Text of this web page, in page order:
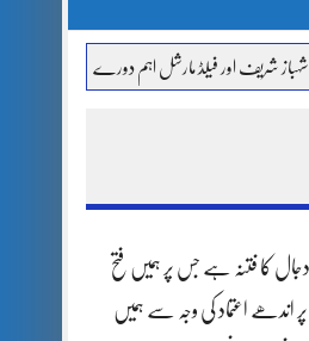
شریف اور فیلڈ مارشل اہم دورے پر سعودی عرب روانہ
دجال کا فتنہ ہے جس پر ہمیں فتح
حاصل ہو گی،AI پر اندھے اعتماد کی وجہ سے ہمیں